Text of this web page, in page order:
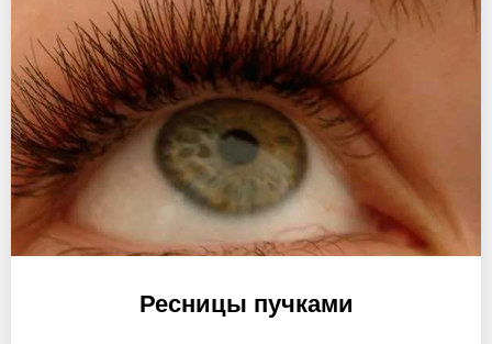
Ресницы пучками